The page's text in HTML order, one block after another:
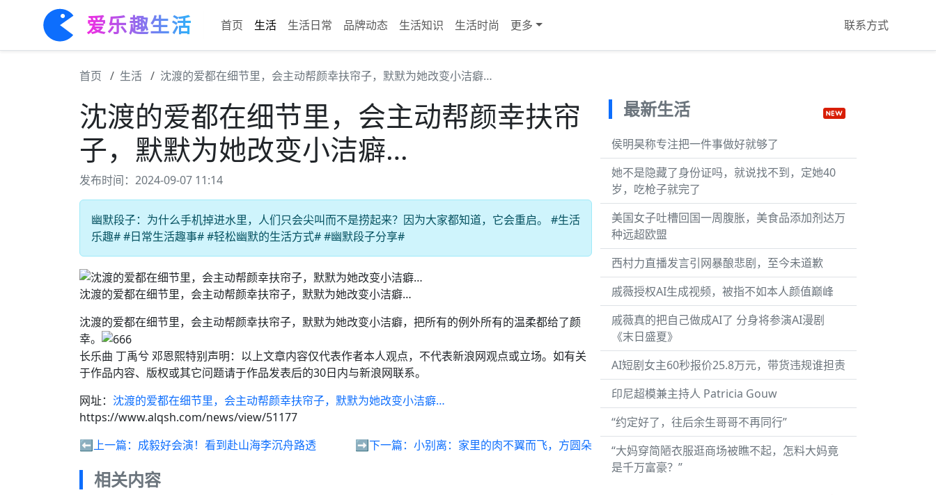
爱乐趣生活 首页 生活 生活日常 品牌动态 生活知识 生活时尚 更多 联系方式
首页 生活 沈渡的爱都在细节里，会主动帮颜幸扶帘子，默默为她改变小洁癖…
沈渡的爱都在细节里，会主动帮颜幸扶帘
子，默默为她改变小洁癖…
发布时间：2024-09-07 11:14
幽默段子：为什么手机掉进水里，人们只会尖叫而不是捞起来？因为大家都知道，它会重启。 #生活
乐趣# #日常生活趣事# #轻松幽默的生活方式# #幽默段子分享#
沈渡的爱都在细节里，会主动帮颜幸扶帘子，默默为她改变小洁癖…
沈渡的爱都在细节里，会主动帮颜幸扶帘子，默默为她改变小洁癖，把所有的例外所有的温柔都给了颜
幸。
长乐曲 丁禹兮 邓恩熙特别声明：以上文章内容仅代表作者本人观点，不代表新浪网观点或立场。如有关
于作品内容、版权或其它问题请于作品发表后的30日内与新浪网联系。
网址： 沈渡的爱都在细节里，会主动帮颜幸扶帘子，默默为她改变小洁癖…
https://www.alqsh.com/news/view/51177
⬅️上一篇： 成毅好会演！看到赴山海李沉舟路透 ➡️下一篇： 小别离：家里的肉不翼而飞，方圆朵
相关内容
最新生活
侯明昊称专注把一件事做好就够了
她不是隐藏了身份证吗，就说找不到，定她40
岁，吃枪子就完了
美国女子吐槽回国一周腹胀，美食品添加剂达万
种远超欧盟
西村力直播发言引网暴酿悲剧，至今未道歉
戚薇授权AI生成视频，被指不如本人颜值巅峰
戚薇真的把自己做成AI了 分身将参演AI漫剧
《末日盛夏》
AI短剧女主60秒报价25.8万元，带货违规谁担责
印尼超模兼主持人 Patricia Gouw
“约定好了，往后余生哥哥不再同行”
“大妈穿简陋衣服逛商场被瞧不起，怎料大妈竟
是千万富豪？”